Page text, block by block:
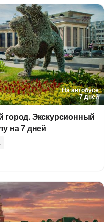
На автобусе
7 дней
город. Экскурсионный
на 7 дней